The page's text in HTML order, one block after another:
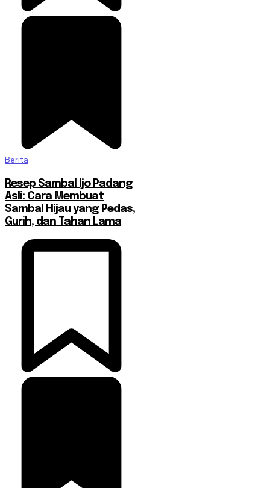
Berita
Resep Sambal Ijo Padang
Asli: Cara Membuat
Sambal Hijau yang Pedas,
Gurih, dan Tahan Lama